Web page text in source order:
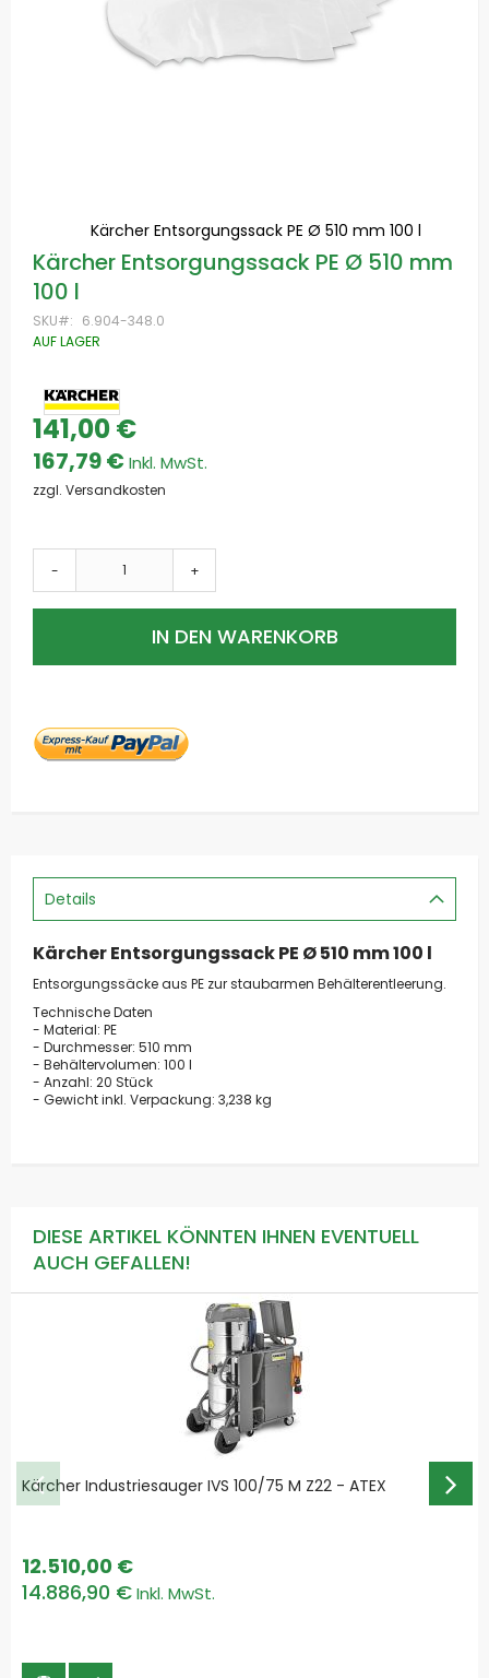
Kärcher Entsorgungssack PE Ø 510 mm 100 l
Zum
Anfang
der
springen
Kärcher Entsorgungssack PE Ø 510 mm
100 l
SKU
6.904-348.0
AUF LAGER
167,79 €
141,00 €
zzgl. Versandkosten
- +
IN DEN WARENKORB
Details
Kärcher Entsorgungssack PE Ø 510 mm 100 l
Entsorgungssäcke aus PE zur staubarmen Behälterentleerung.
Technische Daten
- Material: PE
- Durchmesser: 510 mm
- Behältervolumen: 100 l
- Anzahl: 20 Stück
- Gewicht inkl. Verpackung: 3,238 kg
DIESE ARTIKEL KÖNNTEN IHNEN EVENTUELL
AUCH GEFALLEN!
Kärcher Industriesauger IVS 100/75 M Z22 - ATEX
14.886,90 €
12.510,00 €